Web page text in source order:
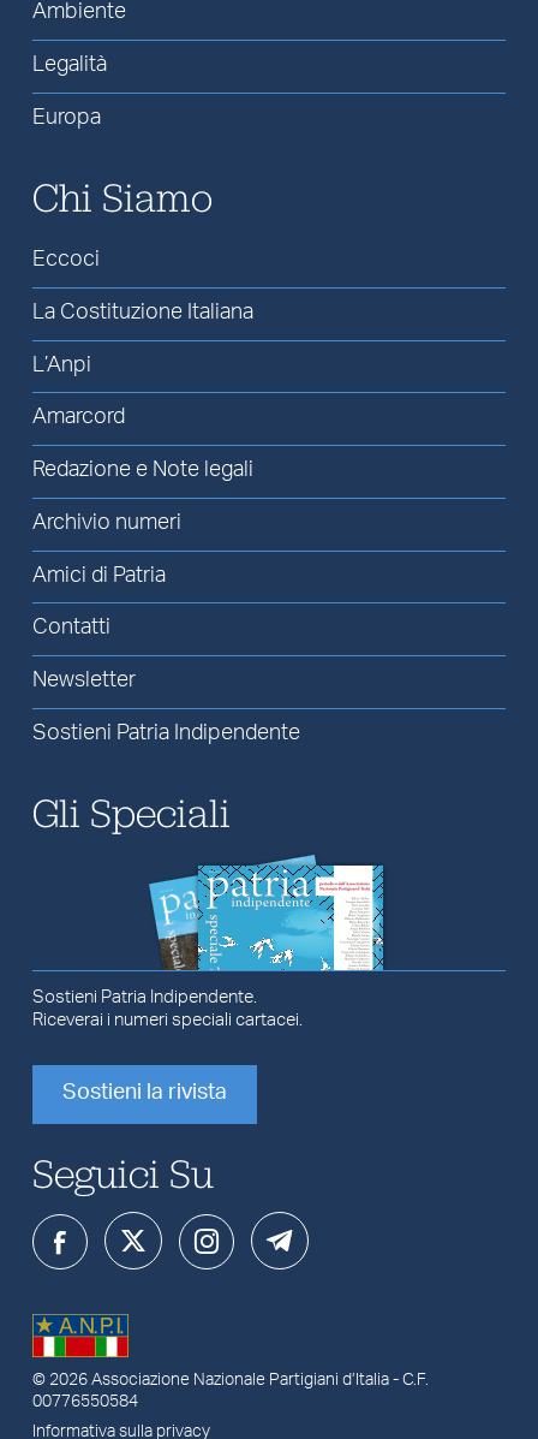
Ambiente
Legalità
Europa
Chi Siamo
Eccoci
La Costituzione Italiana
L’Anpi
Amarcord
Redazione e Note legali
Archivio numeri
Amici di Patria
Contatti
Newsletter
Sostieni Patria Indipendente
Gli Speciali
Sostieni Patria Indipendente.
Riceverai i numeri speciali cartacei.
Sostieni la rivista
Seguici Su
© 2026 Associazione Nazionale Partigiani d’Italia- C.F.
00776550584
Informativa sulla privacy